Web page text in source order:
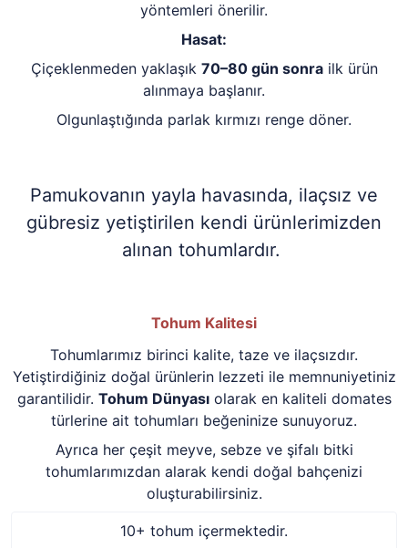
yöntemleri önerilir.
Hasat:
Çiçeklenmeden yaklaşık 70–80 gün sonrailk ürün
alınmaya başlanır.
Olgunlaştığında parlak kırmızı renge döner.
Pamukovanın yayla havasında, ilaçsız ve
gübresiz yetiştirilen kendi ürünlerimizden
alınan tohumlardır.
Tohum Kalitesi
Tohumlarımız birinci kalite, taze ve ilaçsızdır.
Yetiştirdiğiniz doğal ürünlerin lezzeti ile memnuniyetiniz
garantilidir. Tohum Dünyasıolarak en kaliteli domates
türlerine ait tohumları beğeninize sunuyoruz.
Ayrıca her çeşit meyve, sebze ve şifalı bitki
tohumlarımızdan alarak kendi doğal bahçenizi
oluşturabilirsiniz.
10+ tohum içermektedir.